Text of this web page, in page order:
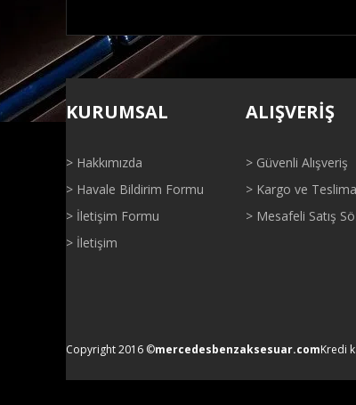
Bu ürünün fiyat bilgisi, resim, ürün
Görüş ve önerileriniz için teşekkür ederiz.
Ürün resmi kalitesiz, bozuk veya
Ürün fiyatı diğer sitelerden daha pahalı.
KURUMSAL
> Hakkımızda
> Havale Bildirim Formu
> İletişim Formu
> İletişim
ALIŞVERİŞ
> Güvenli Alışveriş
> Kargo ve
> Mesafeli Satış
Copyright 2016 ©mercedesbenzaksesuar.comKredi